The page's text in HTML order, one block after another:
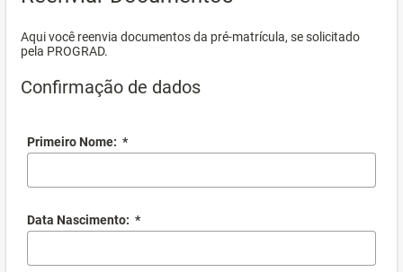
Aqui você reenvia documentos da pré-matrícula, se solicitado
pela PROGRAD.
Confirmação de dados
Primeiro Nome: *
Data Nascimento: *